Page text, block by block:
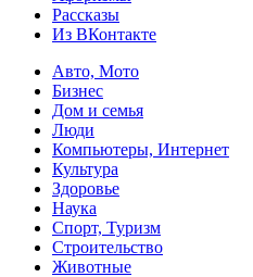
Рассказы
Из ВКонтакте
Авто, Мото
Бизнес
Дом и семья
Люди
Компьютеры, Интернет
Культура
Здоровье
Наука
Спорт, Туризм
Строительство
Животные